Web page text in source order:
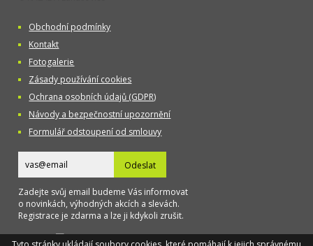
Obchodní podmínky
Kontakt
Fotogalerie
Zásady používání cookies
Ochrana osobních údajů (GDPR)
Návody a bezpečnostní upozornění
Formulář odstoupení od smlouvy
Odeslat
Zadejte svůj email budeme Vás informovat
o novinkách, výhodných akcích a slevách.
Registrace je zdarma a lze ji kdykoli zrušit.
Designed